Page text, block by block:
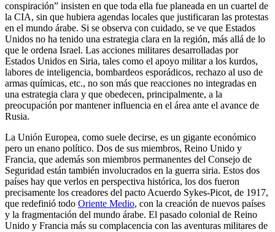
conspiración” insisten en que toda ella fue planeada en un cuartel de
la CIA, sin que hubiera agendas locales que justificaran las protestas
en el mundo árabe. Si se observa con cuidado, se ve que Estados
Unidos no ha tenido una estrategia clara en la región, más allá de lo
que le ordena Israel. Las acciones militares desarrolladas por
Estados Unidos en Siria, tales como el apoyo militar a los kurdos,
labores de inteligencia, bombardeos esporádicos, rechazo al uso de
armas químicas, etc., no son más que reacciones no integradas en
una estrategia clara y que obedecen, principalmente, a la
preocupación por mantener influencia en el área ante el avance de
Rusia.
La Unión Europea, como suele decirse, es un gigante económico
pero un enano político. Dos de sus miembros, Reino Unido y
Francia, que además son miembros permanentes del Consejo de
Seguridad están también involucrados en la guerra siria. Estos dos
países hay que verlos en perspectiva histórica, los dos fueron
precisamente los creadores del pacto Acuerdo Sykes-Picot, de 1917,
que redefinió todo Oriente Medio, con la creación de nuevos países
y la fragmentación del mundo árabe. El pasado colonial de Reino
Unido y Francia más su complacencia con las aventuras militares de